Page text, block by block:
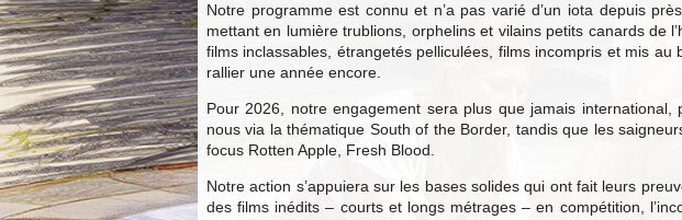
Notre programme est connu et n’a pas varié d’un iota depuis
mettant en lumière trublions, orphelins et vilains petits canards de
films inclassables, étrangetés pelliculées, films incompris et mis
rallier une année encore.
Pour 2026, notre engagement sera plus que jamais
nous via la thématique South of the Border, tandis que les
focus Rotten Apple, Fresh Blood.
Notre action s’appuiera sur les bases solides qui ont fait leurs
des films inédits – courts et longs métrages – en compétition,